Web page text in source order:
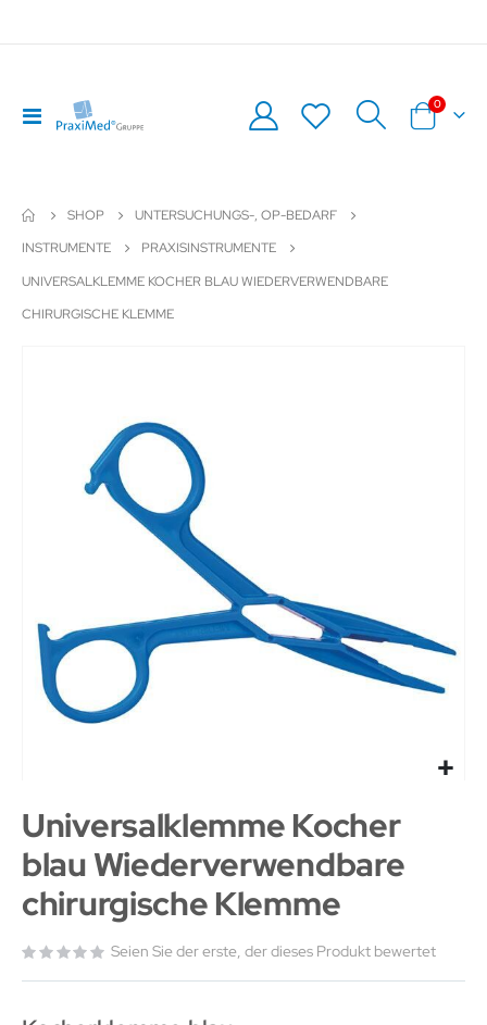
Navigation
umschalten
Warenkorb
0Artikel
SHOP
UNTERSUCHUNGS-, OP-BEDARF
INSTRUMENTE
PRAXISINSTRUMENTE
UNIVERSALKLEMME KOCHER BLAU WIEDERVERWENDBARE
CHIRURGISCHE KLEMME
Universalklemme Kocher
blau Wiederverwendbare
chirurgische Klemme
Seien Sie der erste, der dieses Produkt bewertet